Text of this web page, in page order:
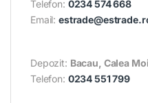
Telefon: 0234 574 668
Email:
Depozit: Bacau, Calea
Telefon: 0234 551 799